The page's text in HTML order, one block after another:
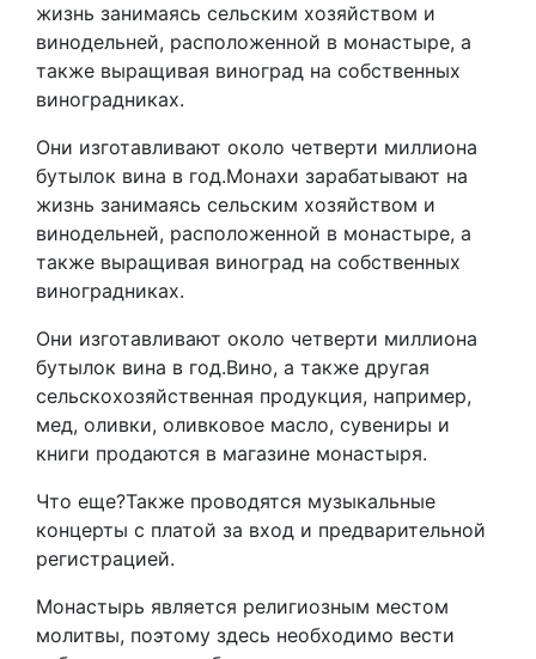
жизнь занимаясь сельским хозяйством и
винодельней, расположенной в монастыре, а
также выращивая виноград на собственных
виноградниках.
Они изготавливают около четверти миллиона
бутылок вина в год.Монахи зарабатывают на
жизнь занимаясь сельским хозяйством и
винодельней, расположенной в монастыре, а
также выращивая виноград на собственных
виноградниках.
Они изготавливают около четверти миллиона
бутылок вина в год.Вино, а также другая
сельскохозяйственная продукция, например,
мед, оливки, оливковое масло, сувениры и
книги продаются в магазине монастыря.
Что еще?Также проводятся музыкальные
концерты с платой за вход и предварительной
регистрацией.
Монастырь является религиозным местом
молитвы, поэтому здесь необходимо вести